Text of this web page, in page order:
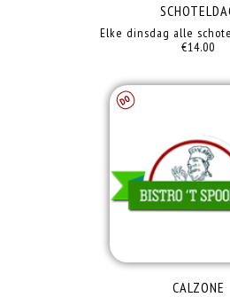
DI
Elke dinsdag alle
€14.00
CALZONE